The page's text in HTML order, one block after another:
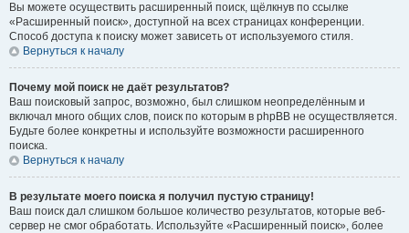
Вы можете осуществить расширенный поиск, щёлкнув по ссылке
«Расширенный поиск», доступной на всех страницах конференции.
Способ доступа к поиску может зависеть от используемого стиля.
Вернуться к началу
Почему мой поиск не даёт результатов?
Ваш поисковый запрос, возможно, был слишком неопределённым и
включал много общих слов, поиск по которым в phpBB не осуществляется.
Будьте более конкретны и используйте возможности расширенного
поиска.
Вернуться к началу
В результате моего поиска я получил пустую страницу!
Ваш поиск дал слишком большое количество результатов, которые веб-
сервер не смог обработать. Используйте «Расширенный поиск», более